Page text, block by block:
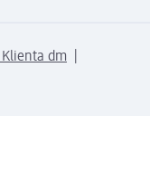
Klienta dm